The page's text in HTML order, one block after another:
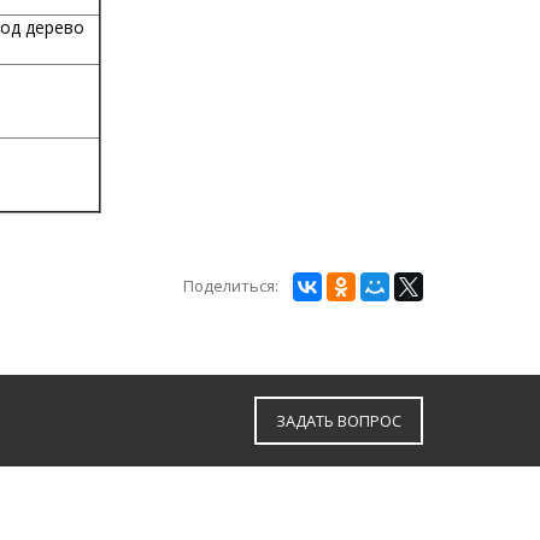
дерево
Поделиться:
ЗАДАТЬ ВОПРОС